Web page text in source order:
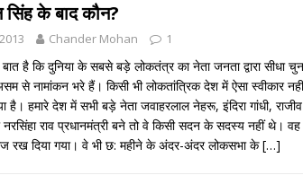
सिंह के बाद कौन?
Chander Mohan 1
है कि दुनिया के सबसे बड़े लोकतंत्र का नेता जनता द्वारा सीधा
से नामांकन भरे हैं। किसी भी लोकतांत्रिक देश में ऐसा स्वीकार
है। हमारे देश में सभी बड़े नेता जवाहरलाल नेहरू, इंदिरा गांधी,
नरसिंहा राव प्रधानमंत्री बने तो वे किसी सदन के सदस्य नहीं थे।
रख दिया गया। वे भी छ: महीने के अंदर-अंदर लोकसभा के[…]